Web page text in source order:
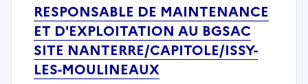
RESPONSABLE DE MAINTENANCE
ET D'EXPLOITATION AU BGSAC
SITE NANTERRE/CAPITOLE/ISSY-
LES-MOULINEAUX